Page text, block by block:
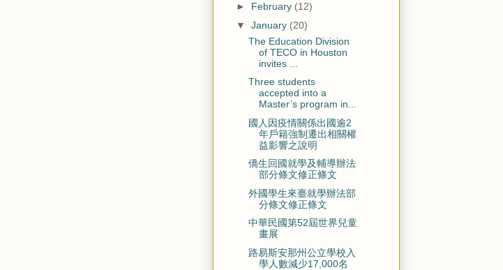
► February (12)
▼ January (20)
The Education Division
of TECO in Houston
invites ...
Three students
accepted into a
Master’s program in...
國人因疫情關係出國逾2
年戶籍強制遷出相關權
益影響之說明
僑生回國就學及輔導辦法
部分條文修正條文
外國學生來臺就學辦法部
分條文修正條文
中華民國第52屆世界兒童
畫展
路易斯安那州公立學校入
學人數減少17,000名